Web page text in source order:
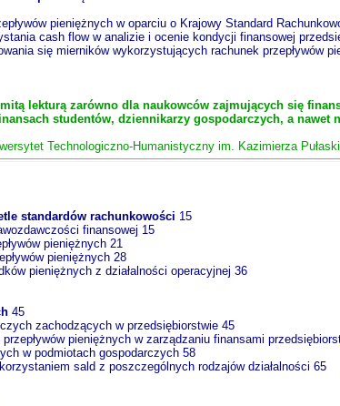
pieniężnych w oparciu o Krajowy Standard
cash flow w analizie i ocenie kondycji finansowej
się mierników wykorzystujących rachunek przepływów
lekturą zarówno dla naukowców zajmujących się
studentów, dziennikarzy gospodarczych, a
Technologiczno-Humanistyczny im. Kazimierza
standardów rachunkowości 15
finansowej 15
pieniężnych 21
pieniężnych 28
pieniężnych z działalności operacyjnej 36
45
zachodzących w przedsiębiorstwie 45
pieniężnych w zarządzaniu finansami
w podmiotach gospodarczych 58
sald z poszczególnych rodzajów działalności 65